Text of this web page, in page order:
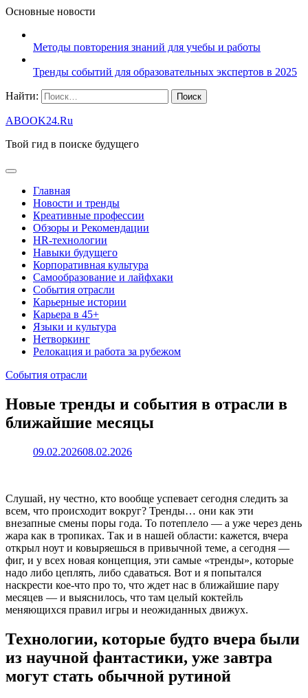
Основные новости
Методы повторения знаний для учебы и работы
Тренды событий для образовательных экспертов в 2025
Найти:
ABOOK24.Ru
Твой гид в поиске будущего
Главная
Новости и тренды
Креативные профессии
Обзоры и Рекомендации
HR‑технологии
Навыки будущего
Корпоративная культура
Самообразование и лайфхаки
События отрасли
Карьерные истории
Карьера в 45+
Языки и культура
Нетворкинг
Релокация и работа за рубежом
События отрасли
Новые тренды и события в отрасли в
ближайшие месяцы
09.02.202608.02.2026
Слушай, ну честно, кто вообще успевает сегодня следить за
всем, что происходит вокруг? Тренды… они как эти
внезапные смены поры года. То потеплело — а уже через день
жара как в тропиках. Так и в нашей области: кажется, вчера
открыл ноут и ковыряешься в привычной теме, а сегодня —
фиг, и у всех новая концепция, эти самые «тренды», которые
надо либо цеплять, либо сдаваться. Вот и я попытался
наскрести кое-что про то, что ждет нас в ближайшие пару
месяцев — и выяснилось, что там целый коктейль
меняющихся правил игры и неожиданных движух.
Технологии, которые будто вчера были
из научной фантастики, уже завтра
могут стать обычной рутиной